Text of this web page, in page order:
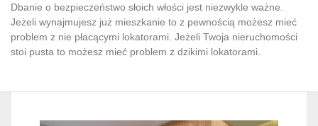
Dbanie o bezpieczeństwo słoich włości jest niezwykle ważne.
Jeżeli wynajmujesz już mieszkanie to z pewnością możesz mieć
problem z nie płacącymi lokatorami. Jeżeli Twoja nieruchomości
stoi pusta to możesz mieć problem z dzikimi lokatorami.